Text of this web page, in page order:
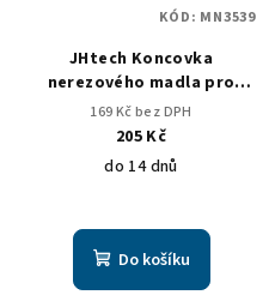
JHtech Koncovka
nerezového madla pro
průměr 42,4/2mm kulička
44mm
169 Kč bez DPH
205 Kč
do 14 dnů
Do košíku
KÓD: MN3539